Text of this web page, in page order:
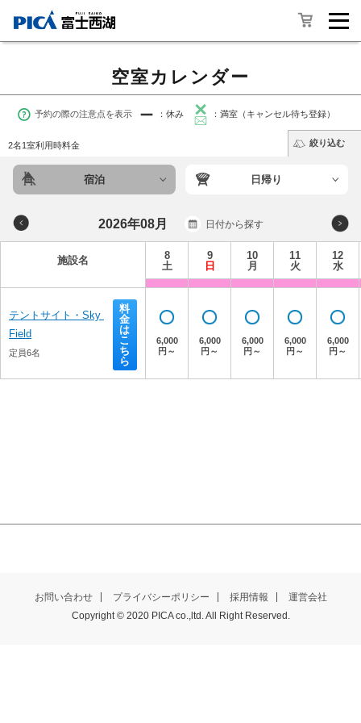
空室カレンダー
宿泊 日帰り
予約の際の注意点を表示 ：休み ：満室（キャンセル待ち登録）
2名1室利用時料金 絞り込む
2026年08月 日付から探す
施設名
8
土
9
日
10
月
11
火
12
水
テントサイト・Sky
Field
定員6名
料
金
は
こ
ち
ら
6,000
円～
6,000
円～
6,000
円～
6,000
円～
6,000
円～
お問い合わせ プライバシーポリシー 採用情報 運営会社
Copyright © 2020 PICA co.,ltd. All Right Reserved.